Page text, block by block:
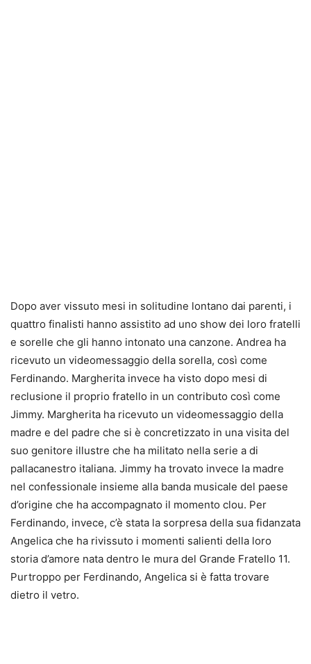
Dopo aver vissuto mesi in solitudine lontano dai parenti, i
quattro finalisti hanno assistito ad uno show dei loro fratelli
e sorelle che gli hanno intonato una canzone. Andrea ha
ricevuto un videomessaggio della sorella, così come
Ferdinando. Margherita invece ha visto dopo mesi di
reclusione il proprio fratello in un contributo così come
Jimmy. Margherita ha ricevuto un videomessaggio della
madre e del padre che si è concretizzato in una visita del
suo genitore illustre che ha militato nella serie a di
pallacanestro italiana. Jimmy ha trovato invece la madre
nel confessionale insieme alla banda musicale del paese
d’origine che ha accompagnato il momento clou. Per
Ferdinando, invece, c’è stata la sorpresa della sua fidanzata
Angelica che ha rivissuto i momenti salienti della loro
storia d’amore nata dentro le mura del Grande Fratello 11.
Purtroppo per Ferdinando, Angelica si è fatta trovare
dietro il vetro.